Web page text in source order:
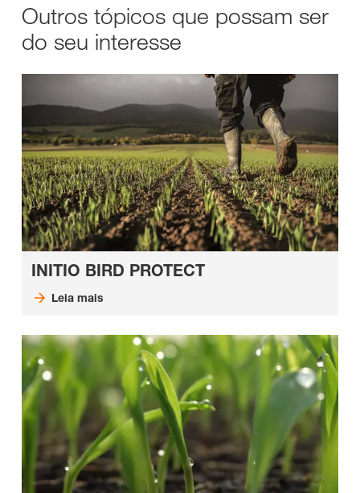
Outros tópicos que possam ser
do seu interesse
INITIO BIRD PROTECT
Leia mais